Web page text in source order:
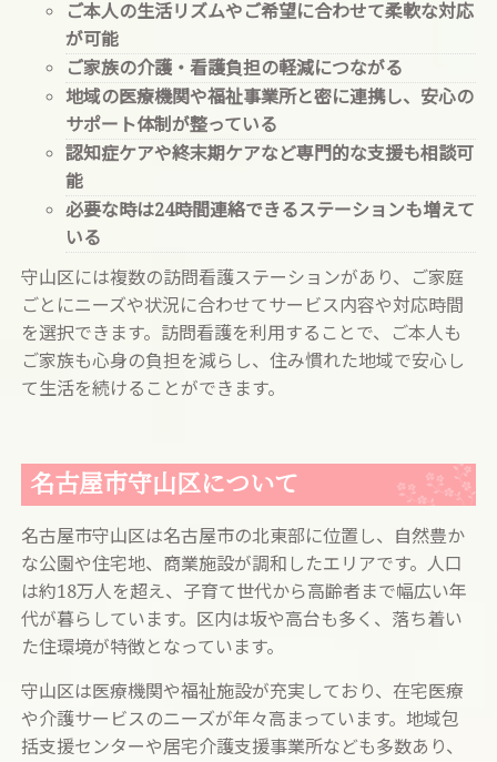
ご本人の生活リズムやご希望に合わせて柔軟な対応
が可能
ご家族の介護・看護負担の軽減につながる
地域の医療機関や福祉事業所と密に連携し、安心の
サポート体制が整っている
認知症ケアや終末期ケアなど専門的な支援も相談可
能
必要な時は24時間連絡できるステーションも増えて
いる
守山区には複数の訪問看護ステーションがあり、ご家庭
ごとにニーズや状況に合わせてサービス内容や対応時間
を選択できます。訪問看護を利用することで、ご本人も
ご家族も心身の負担を減らし、住み慣れた地域で安心し
て生活を続けることができます。
名古屋市守山区について
名古屋市守山区は名古屋市の北東部に位置し、自然豊か
な公園や住宅地、商業施設が調和したエリアです。人口
は約18万人を超え、子育て世代から高齢者まで幅広い年
代が暮らしています。区内は坂や高台も多く、落ち着い
た住環境が特徴となっています。
守山区は医療機関や福祉施設が充実しており、在宅医療
や介護サービスのニーズが年々高まっています。地域包
括支援センターや居宅介護支援事業所なども多数あり、